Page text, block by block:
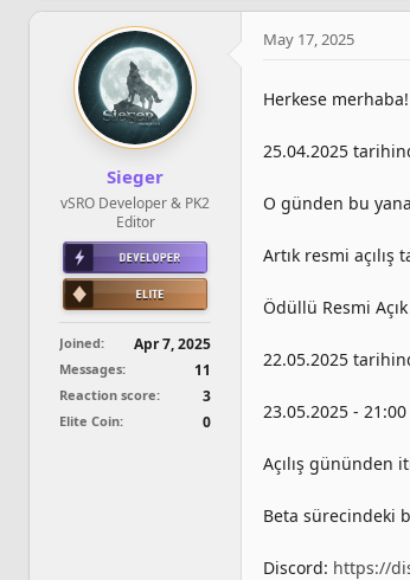
Sieger
vSRO Developer & PK2
Editor
Joined Apr 7, 2025
Messages 11
Reaction score 3
Elite Coin 0
May 17, 2025
Herkese merhaba!
25.04.2025
O günden bu
Artık resmi açılış
Ödüllü Resmi
22.05.2025
23.05.2025 -
Açılış gününden
Beta sürecindeki
Discord: https://